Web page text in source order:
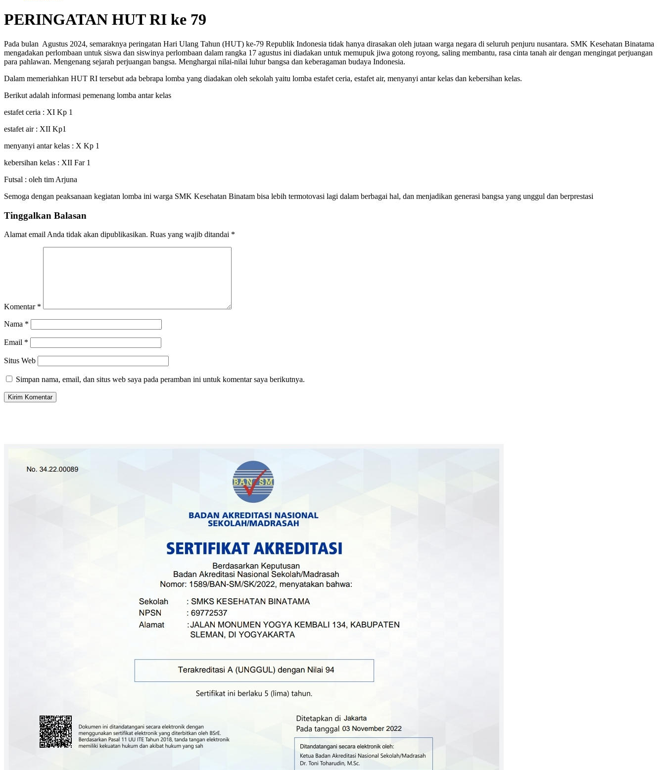
PERINGATAN HUT RI ke 79
Pada bulan Agustus 2024, semaraknya peringatan Hari Ulang Tahun (HUT) ke-79 Republik Indonesia tidak hanya dirasakan oleh jutaan warga negara di seluruh penjuru nusantara. SMK Kesehatan Binatama
mengadakan perlombaan untuk siswa dan siswinya perlombaan dalam rangka 17 agustus ini diadakan untuk memupuk jiwa gotong royong, saling membantu, rasa cinta tanah air dengan mengingat perjuangan
para pahlawan. Mengenang sejarah perjuangan bangsa. Menghargai nilai-nilai luhur bangsa dan keberagaman budaya Indonesia.
Dalam memeriahkan HUT RI tersebut ada bebrapa lomba yang diadakan oleh sekolah yaitu lomba estafet ceria, estafet air, menyanyi antar kelas dan kebersihan kelas.
Berikut adalah informasi pemenang lomba antar kelas
estafet ceria : XI Kp 1
estafet air : XII Kp1
menyanyi antar kelas : X Kp 1
kebersihan kelas : XII Far 1
Futsal : oleh tim Arjuna
Semoga dengan peaksanaan kegiatan lomba ini warga SMK Kesehatan Binatam bisa lebih termotovasi lagi dalam berbagai hal, dan menjadikan generasi bangsa yang unggul dan berprestasi
Tinggalkan Balasan
Alamat email Anda tidak akan dipublikasikan. Ruas yang wajib ditandai *
Komentar *
Nama *
Email *
Situs Web
Simpan nama, email, dan situs web saya pada peramban ini untuk komentar saya berikutnya.